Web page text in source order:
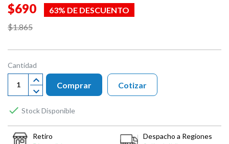
$690
63% DE DESCUENTO
$1.865
Cantidad
Comprar
 Stock Disponible
Cotizar
Retiro
Despacho a Regiones